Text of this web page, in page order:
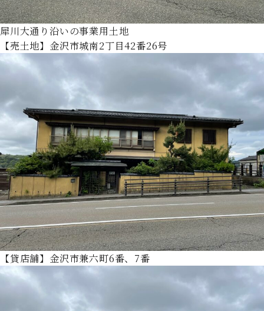
犀川大通り沿いの事業用土地
【売土地】金沢市城南2丁目42番26号
【貸店舗】金沢市兼六町6番、7番